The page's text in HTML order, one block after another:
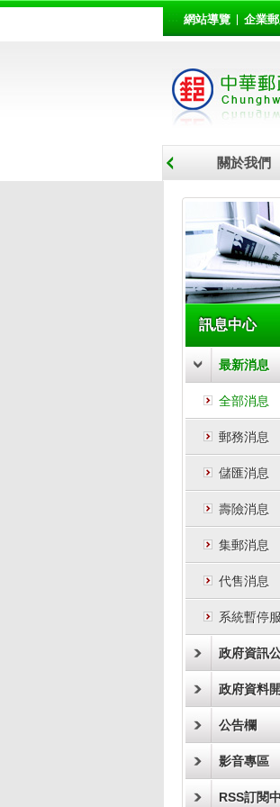
網站導覽 企業
關於我們
訊息中心
最新消息
全部消息
郵務消息
儲匯消息
壽險消息
集郵消息
代售消息
系統暫停
政府資訊
政府資料
公告欄
影音專區
RSS訂閱